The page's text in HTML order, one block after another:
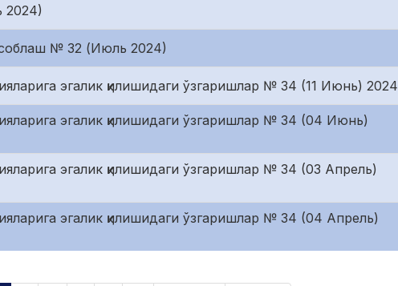
2024)
№ 32 (Июль 2024)
эгалик қилишидаги ўзгаришлар № 34 (11 Июнь) 2024
эгалик қилишидаги ўзгаришлар № 34 (04 Июнь)
эгалик қилишидаги ўзгаришлар № 34 (03 Апрель)
эгалик қилишидаги ўзгаришлар № 34 (04 Апрель)